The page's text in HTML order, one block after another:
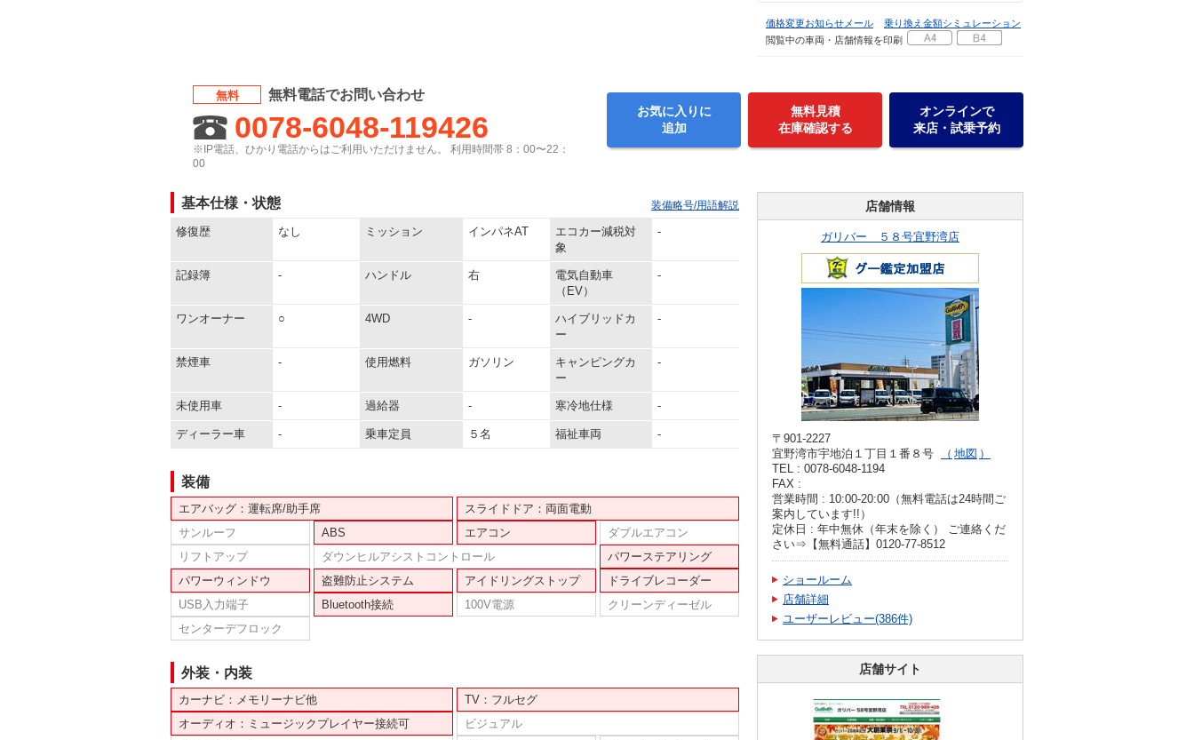
価格変更お知らせメール
乗り換え金額シミュレーション
閲覧中の車両・店舗情報を印刷
無料 無料電話でお問い合わせ
0078-6048-119426
※IP電話、ひかり電話からはご利用いただけません。 利用時間帯 8：00〜22：
00
お気に入りに
追加
無料見積
在庫確認する
オンラインで
来店・試乗予約
基本仕様・状態 装備略号/用語解説
修復歴 なし ミッション インパネAT
エコカー減税対
象
-
記録簿 - ハンドル 右
電気自動車
（EV）
-
ワンオーナー ○ 4WD -
ハイブリッドカ
ー
-
禁煙車 - 使用燃料 ガソリン
キャンピングカ
ー
-
未使用車 - 過給器 - 寒冷地仕様 -
ディーラー車 - 乗車定員 ５名 福祉車両 -
装備
エアバッグ：運転席/助手席
スライドドア：両面電動
サンルーフ
ABS エアコン
ダブルエアコン
リフトアップ
ダウンヒルアシストコントロール
パワーステアリング
パワーウィンドウ
盗難防止システム アイドリングストップ
ドライブレコーダー
USB入力端子
Bluetooth接続 100V電源
クリーンディーゼル
センターデフロック
外装・内装
カーナビ：メモリーナビ他
TV：フルセグ
オーディオ：ミュージックプレイヤー接続可
ビジュアル
店舗情報
ガリバー ５８号宜野湾店
〒901-2227
宜野湾市宇地泊１丁目１番８号
地図
TEL : 0078-6048-1194
FAX :
営業時間 : 10:00-20:00（無料電話は24時間ご
案内しています!!）
定休日 : 年中無休（年末を除く） ご連絡くだ
さい⇒【無料通話】0120-77-8512
ショールーム
店舗詳細
ユーザーレビュー(386件)
店舗サイト